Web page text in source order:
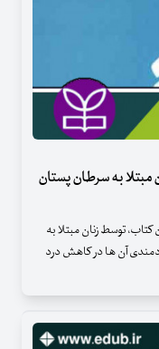
مبتلا به سرطان پستان
کتاب، توسط زنان مبتلا به
آن ها در کاهش درد